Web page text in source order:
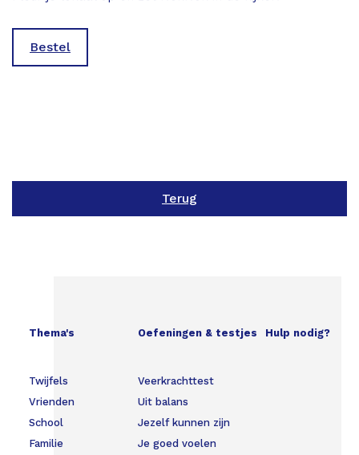
Bestel
Terug
Thema's
Twijfels
Vrienden
School
Familie
Oefeningen & testjes
Veerkrachttest
Uit balans
Jezelf kunnen zijn
Je goed voelen
Hulp nodig?